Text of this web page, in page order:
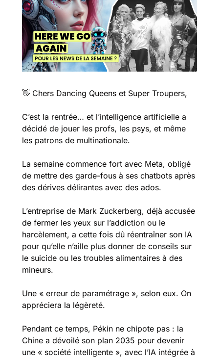
👋 Chers Dancing Queens et Super Troupers,
C’est la rentrée… et l’intelligence artificielle a
décidé de jouer les profs, les psys, et même
les patrons de multinationale.
La semaine commence fort avec Meta, obligé
de mettre des garde-fous à ses chatbots après
des dérives délirantes avec des ados.
L’entreprise de Mark Zuckerberg, déjà accusée
de fermer les yeux sur l’addiction ou le
harcèlement, a cette fois dû réentraîner son IA
pour qu’elle n’aille plus donner de conseils sur
le suicide ou les troubles alimentaires à des
mineurs.
Une « erreur de paramétrage », selon eux. On
appréciera la légèreté.
Pendant ce temps, Pékin ne chipote pas : la
Chine a dévoilé son plan 2035 pour devenir
une « société intelligente », avec l’IA intégrée à